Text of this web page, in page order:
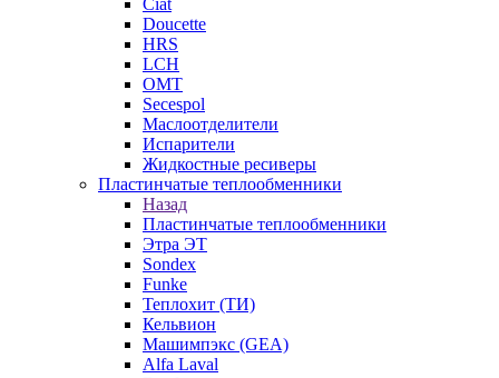
Ciat
Doucette
HRS
LCH
OMT
Secespol
Маслоотделители
Испарители
Жидкостные ресиверы
Пластинчатые теплообменники
Назад
Пластинчатые теплообменники
Этра ЭТ
Sondex
Funke
Теплохит (ТИ)
Кельвион
Машимпэкс (GEA)
Alfa Laval